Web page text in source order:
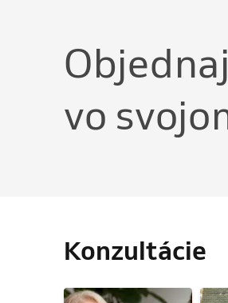
vo
Konzultácie